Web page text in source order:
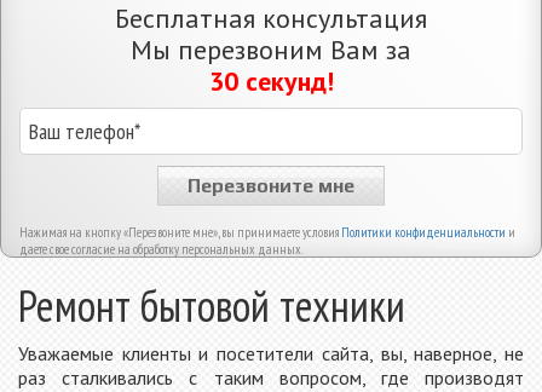
Бесплатная консультация
Мы перезвоним Вам за
30 секунд!
Перезвоните мне
Нажимая на кнопку «Перезвоните мне», вы принимаете условия Политики конфиденциальности и
даете свое согласие на обработку персональных данных.
Ремонт бытовой техники
Уважаемые клиенты и посетители сайта, вы, наверное, не
раз сталкивались с таким вопросом, где производят